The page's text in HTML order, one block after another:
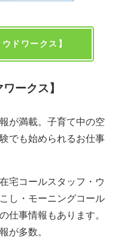
ウドワークス】
ークス】
が満載。子育て中の空
でも始められるお仕事
宅コールスタッフ・ウ
し・モーニングコール
仕事情報もあります。
が多数。